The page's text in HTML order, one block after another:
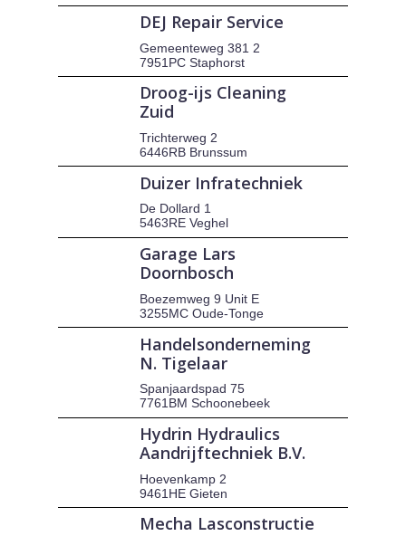
DEJ Repair Service
Gemeenteweg 381 2
7951PC Staphorst
Droog-ijs Cleaning
Zuid
Trichterweg 2
6446RB Brunssum
Duizer Infratechniek
De Dollard 1
5463RE Veghel
Garage Lars
Doornbosch
Boezemweg 9 Unit E
3255MC Oude-Tonge
Handelsonderneming
N. Tigelaar
Spanjaardspad 75
7761BM Schoonebeek
Hydrin Hydraulics
Aandrijftechniek B.V.
Hoevenkamp 2
9461HE Gieten
Mecha Lasconstructie